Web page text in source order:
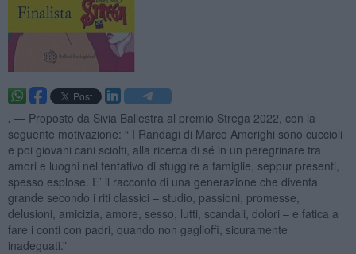
. — Proposto da Sivia Ballestra al premio Strega 2022, con la
seguente motivazione: “ I Randagi di Marco Amerighi sono cuccioli
e poi giovani cani sciolti, alla ricerca di sé in un peregrinare tra
amori e luoghi nel tentativo di sfuggire a famiglie, seppur presenti,
spesso esplose. E’ il racconto di una generazione che diventa
grande secondo i riti classici – studio, passioni, promesse,
delusioni, amicizia, amore, sesso, lutti, scandali, dolori – e fatica a
fare i conti con padri, quando non gaglioffi, sicuramente
inadeguati.”